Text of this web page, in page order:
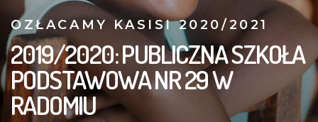
OZŁACAMY KASISI 2020/2021
2019/2020: PUBLICZNA SZKOŁA
PODSTAWOWA NR 29 W
RADOMIU